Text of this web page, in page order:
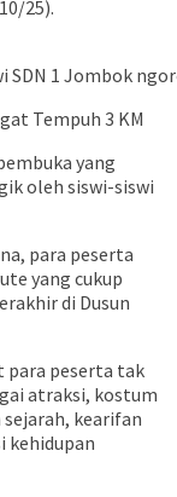
25).
SDN 1 Jombok
Tempuh 3 KM
yang
oleh siswi-siswi
para peserta
yang cukup
di Dusun
para peserta tak
atraksi, kostum
kearifan
kehidupan